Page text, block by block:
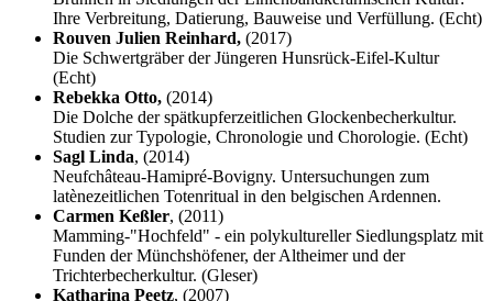
Ihre Verbreitung, Datierung, Bauweise und Verfüllung. (Echt)
Rouven Julien Reinhard, (2017)
Die Schwertgräber der Jüngeren Hunsrück-Eifel-Kultur
(Echt)
Rebekka Otto, (2014)
Die Dolche der spätkupferzeitlichen Glockenbecherkultur.
Studien zur Typologie, Chronologie und Chorologie. (Echt)
Sagl Linda, (2014)
Neufchâteau-Hamipré-Bovigny. Untersuchungen zum
latènezeitlichen Totenritual in den belgischen Ardennen.
Carmen Keßler, (2011)
Mamming-"Hochfeld" - ein polykultureller Siedlungsplatz mit
Funden der Münchshöfener, der Altheimer und der
Trichterbecherkultur. (Gleser)
Katharina Peetz, (2007)